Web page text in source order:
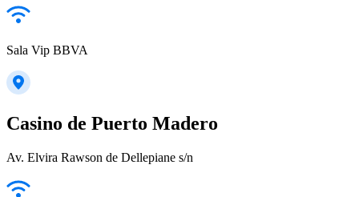
Sala Vip BBVA
Casino de Puerto Madero
Av. Elvira Rawson de Dellepiane s/n